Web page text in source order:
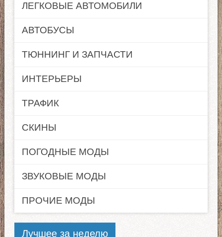
ЛЕГКОВЫЕ АВТОМОБИЛИ
АВТОБУСЫ
ТЮННИНГ И ЗАПЧАСТИ
ИНТЕРЬЕРЫ
ТРАФИК
СКИНЫ
ПОГОДНЫЕ МОДЫ
ЗВУКОВЫЕ МОДЫ
ПРОЧИЕ МОДЫ
Лучшее за неделю